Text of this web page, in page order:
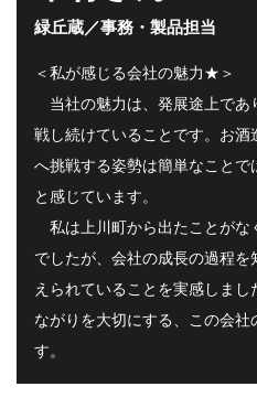
緑丘蔵／事務・製品担当
＜私が感じる会社の魅力★＞
当社の魅力は、発展途上であ
戦し続けていることです。お
へ挑戦する姿勢は簡単なこと
と感じています。
私は上川町から出たことがな
でしたが、会社の成長の過程
えられていることを実感しま
ながりを大切にする、この会社
す。